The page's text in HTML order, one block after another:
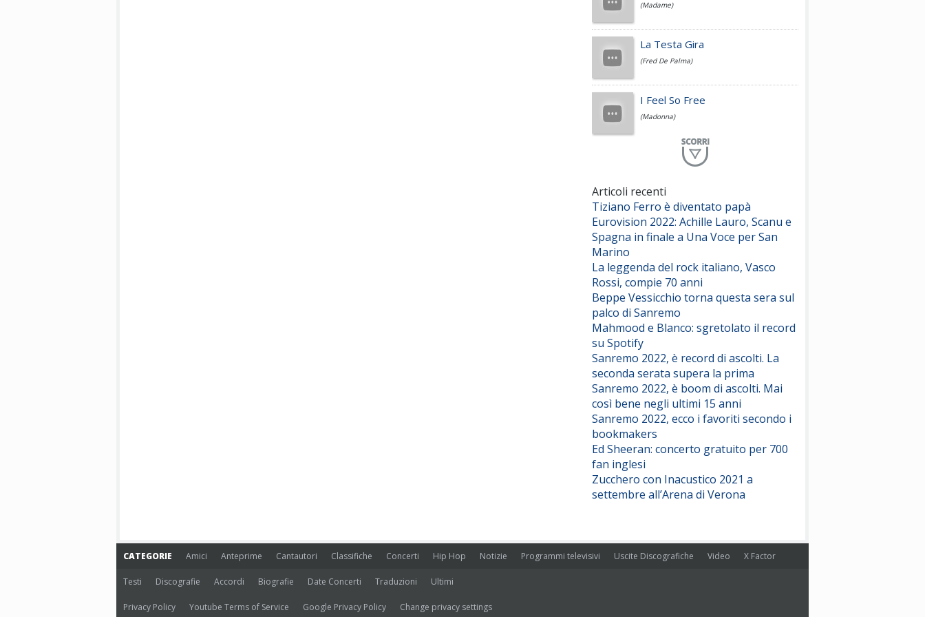
Fedez
Simone Cristicchi
Lucio Dalla
ModÃ
Marco Masini
Duran Duran
Willie Peyote
Nothing But Thieves
Pinguini Tattici Nucleari
Rose Villain
(Madame)
La Testa Gira
(Fred De Palma)
I Feel So Free
(Madonna)
Al Mio Paese
Free To Love
(Duran Duran)
Let Me Be
(Second Voice (The))
Drop Dead
(Olivia Rodrigo)
Cryogen
(Muse)
Per Sempre Si
(Sal da Vinci)
Canzone Estiva
Comuni Immortali
(Achille Lauro)
Articoli recenti
Tiziano Ferro è diventato papà
Eurovision 2022: Achille Lauro, Scanu e
Spagna in finale a Una Voce per San
Marino
La leggenda del rock italiano, Vasco
Rossi, compie 70 anni
Beppe Vessicchio torna questa sera sul
palco di Sanremo
Mahmood e Blanco: sgretolato il record
su Spotify
Sanremo 2022, è record di ascolti. La
seconda serata supera la prima
Sanremo 2022, è boom di ascolti. Mai
così bene negli ultimi 15 anni
Sanremo 2022, ecco i favoriti secondo i
bookmakers
Ed Sheeran: concerto gratuito per 700
fan inglesi
Zucchero con Inacustico 2021 a
settembre all’Arena di Verona
CATEGORIE Amici Anteprime Cantautori Classifiche Concerti Hip Hop Notizie Programmi televisivi Uscite Discografiche Video X Factor
Testi Discografie Accordi Biografie Date Concerti Traduzioni Ultimi
Privacy Policy Youtube Terms of Service Google Privacy Policy Change privacy settings